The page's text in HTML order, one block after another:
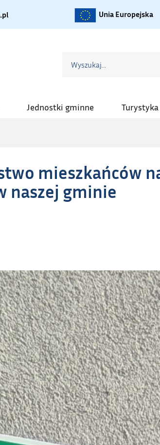
Unia Europejska
Jednostki gminne
mieszkańców
naszej gminie